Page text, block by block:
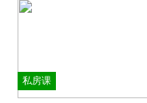
私房课